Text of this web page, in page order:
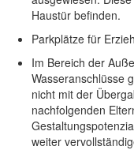
Haustür befinden.
Parkplätze für
Im Bereich der
Wasseranschlüsse
nicht mit der
nachfolgenden
weiter